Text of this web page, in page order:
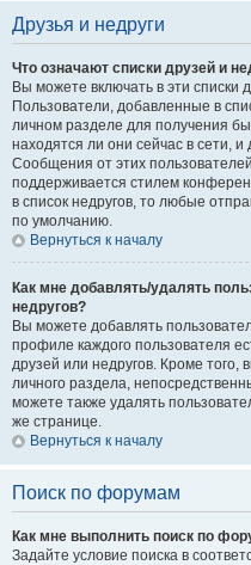
Друзья и недруги
Что означают списки друзей и
Вы можете включать в эти списки
Пользователи, добавленные в
личном разделе для получения
находятся ли они сейчас в сети,
Сообщения от этих
поддерживается стилем
в список недругов, то любые
по умолчанию.
Вернуться к началу
Как мне добавлять/удалять
недругов?
Вы можете добавлять
профиле каждого пользователя
друзей или недругов. Кроме
личного раздела,
можете также удалять
же странице.
Вернуться к началу
Поиск по форумам
Как мне выполнить поиск по
Задайте условие поиска в